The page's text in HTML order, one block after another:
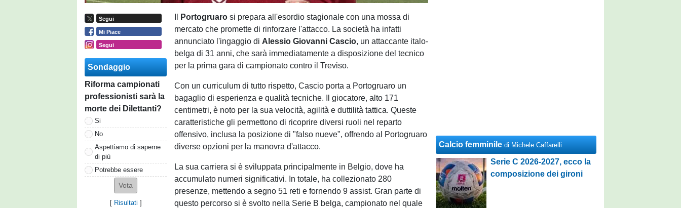
Segui
Mi Piace
Segui
Sondaggio
Riforma campionati
professionisti sarà la
morte dei Dilettanti?
Si
No
Aspettiamo di saperne
di più
Potrebbe essere
[ Risultati ]
Portogruarosi prepara all'esordio stagionale con una mossa di
mercato che promette di rinforzare l'attacco. La società ha infatti
annunciato l'ingaggio di Alessio Giovanni Cascio, un attaccante italo-
belga di 31 anni, che sarà immediatamente a disposizione del tecnico
per la prima gara di campionato contro il Treviso.
Con un curriculum di tutto rispetto, Cascio porta a Portogruaro un
bagaglio di esperienza e qualità tecniche. Il giocatore, alto 171
centimetri, è noto per la sua velocità, agilità e duttilità tattica. Queste
caratteristiche gli permettono di ricoprire diversi ruoli nel reparto
offensivo, inclusa la posizione di "falso nueve", offrendo al Portogruaro
diverse opzioni per la manovra d'attacco.
La sua carriera si è sviluppata principalmente in Belgio, dove ha
accumulato numeri significativi. In totale, ha collezionato 280
presenze, mettendo a segno 51 reti e fornendo 9 assist. Gran parte di
questo percorso si è svolto nella Serie B belga, campionato nel quale
Calcio femminile di Michele Caffarelli
Serie C 2026-2027, ecco la
composizione dei gironi